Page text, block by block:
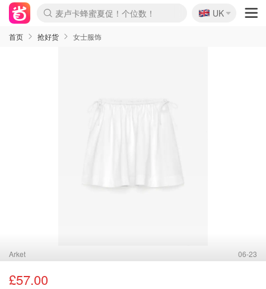
麦卢卡蜂蜜夏促！个位数！
Prada/Miu 4.8折！
啥？必胜客披萨5折！
🇬🇧
UK
首页 抢好货 女士服饰
Arket 06-23
£57.00